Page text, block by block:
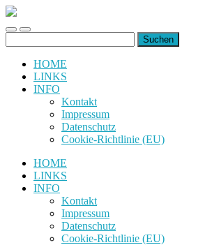
uiuiuiuiuiuiui.de
Toggle
mobile
Toggle
search
nach:
HOME
LINKS
INFO
Kontakt
Impressum
Datenschutz
Cookie-Richtlinie (EU)
HOME
LINKS
INFO
Kontakt
Impressum
Datenschutz
Cookie-Richtlinie (EU)